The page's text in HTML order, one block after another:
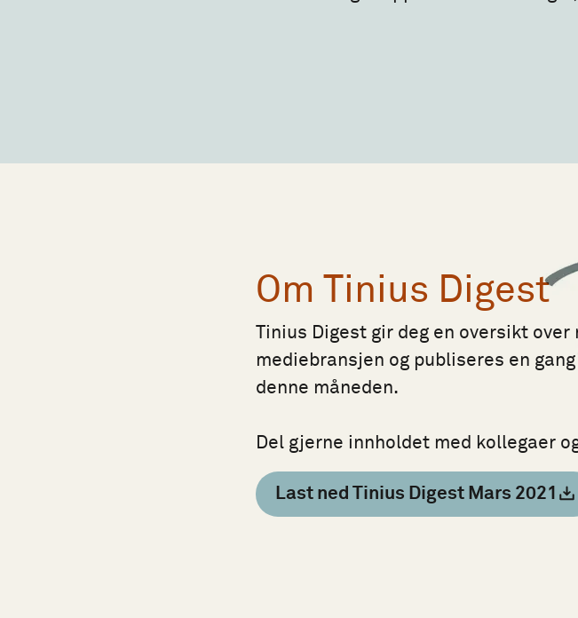
Om Tinius Digest
Tinius Digest gir deg en oversikt
mediebransjen og publiseres en
denne måneden.
Del gjerne innholdet med kollegaer
Last ned Tinius Digest Mars 2021